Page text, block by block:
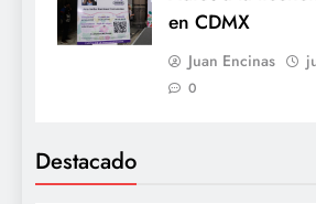
en CDMX
Juan Encinas
0
Destacado